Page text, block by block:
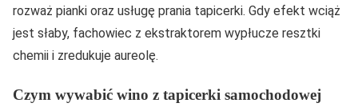
rozważ pianki oraz usługę prania tapicerki. Gdy efekt wciąż
jest słaby, fachowiec z ekstraktorem wypłucze resztki
chemii i zredukuje aureolę.
Czym wywabić wino z tapicerki samochodowej